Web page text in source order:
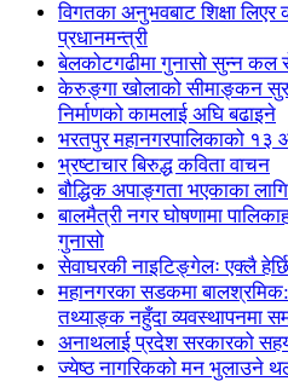
विगतका अनुभवबाट शिक्षा लिएर
प्रधानमन्त्री
बेलकोटगढीमा गुनासो सुन्न कल
केरुङ्गा खोलाको सीमाङ्कन सुरु,
निर्माणको कामलाई अघि बढाइने
भरतपुर महानगरपालिकाको १३
भ्रष्टाचार बिरुद्ध कविता वाचन
बौद्धिक अपाङ्गता भएकाका
बालमैत्री नगर घोषणामा
गुनासो
सेवाघरकी नाइटिङ्गेलः एक्लै
महानगरका सडकमा
तथ्याङ्क नहुँदा व्यवस्थापनमा
अनाथलाई प्रदेश सरकारको
ज्येष्ठ नागरिकको मन भुलाउने